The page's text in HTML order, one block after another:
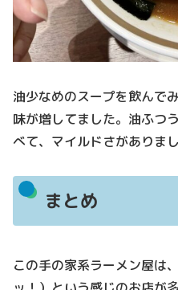
油少なめのスープを飲んで
味が増してました。油ふつ
べて、マイルドさがありまし
まとめ
この手の家系ラーメン屋は